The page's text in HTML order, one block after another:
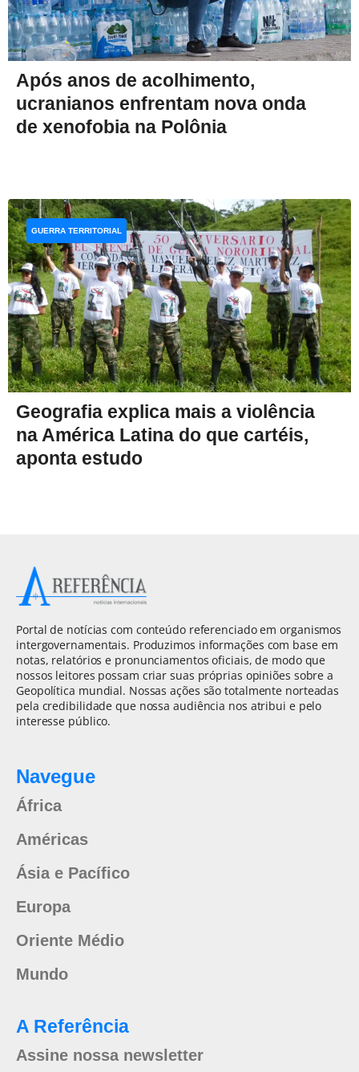
Após anos de acolhimento,
ucranianos enfrentam nova onda
de xenofobia na Polônia
Geografia explica mais a violência
na América Latina do que cartéis,
aponta estudo
GUERRA TERRITORIAL
Portal de notícias com conteúdo referenciado em organismos
intergovernamentais. Produzimos informações com base em
notas, relatórios e pronunciamentos oficiais, de modo que
nossos leitores possam criar suas próprias opiniões sobre a
Geopolítica mundial. Nossas ações são totalmente norteadas
pela credibilidade que nossa audiência nos atribui e pelo
interesse público.
Navegue
África
Américas
Ásia e Pacífico
Europa
Oriente Médio
Mundo
A Referência
Assine nossa newsletter